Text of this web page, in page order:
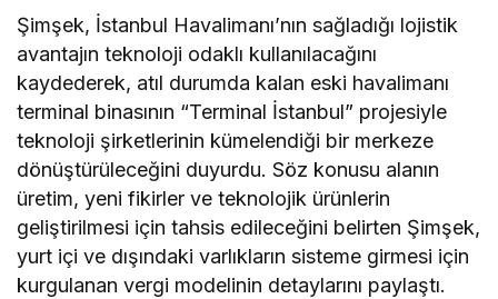
Şimşek, İstanbul Havalimanı’nın sağladığı lojistik
avantajın teknoloji odaklı kullanılacağını
kaydederek, atıl durumda kalan eski havalimanı
terminal binasının “Terminal İstanbul” projesiyle
teknoloji şirketlerinin kümelendiği bir merkeze
dönüştürüleceğini duyurdu. Söz konusu alanın
üretim, yeni fikirler ve teknolojik ürünlerin
geliştirilmesi için tahsis edileceğini belirten Şimşek,
yurt içi ve dışındaki varlıkların sisteme girmesi için
kurgulanan vergi modelinin detaylarını paylaştı.